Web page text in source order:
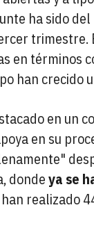
ha sido del
trimestre.
en términos
han crecido
en un
en su
dondeya se
realizado